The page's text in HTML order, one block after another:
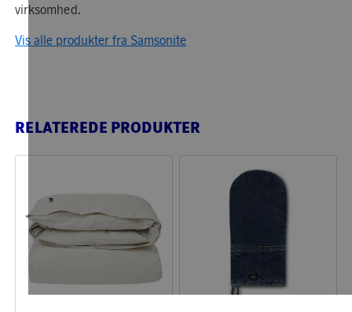
virksomhed.
Vis alle produkter fra Samsonite
RELATEREDE PRODUKTER